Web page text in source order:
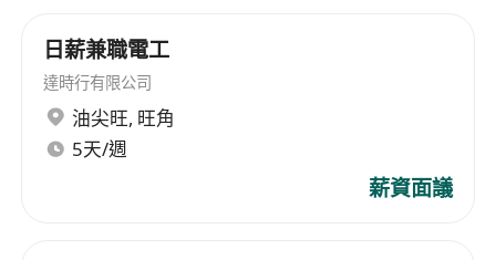
日薪兼職電工
達時行有限公司
油尖旺, 旺角
5天/週
薪資面議